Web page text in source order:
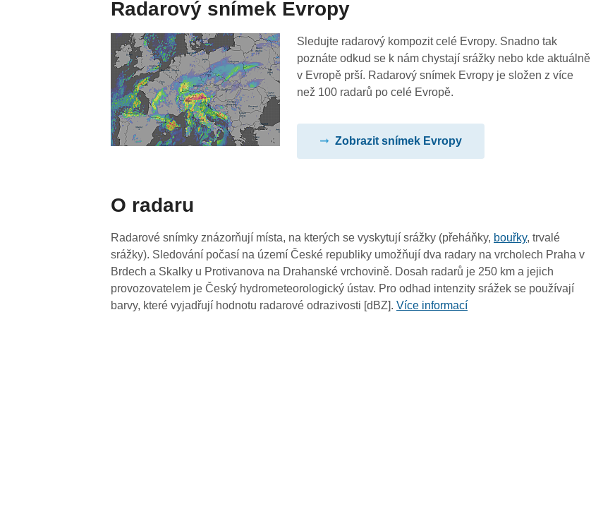
21:30
21:20
21:10
19:30
19:20
19:10
19:00
Radarový snímek Evropy
Sledujte radarový kompozit celé Evropy. Snadno tak
poznáte odkud se k nám chystají srážky nebo kde aktuálně
v Evropě prší. Radarový snímek Evropy je složen z více
než 100 radarů po celé Evropě.
Zobrazit snímek Evropy
O radaru
Radarové snímky znázorňují místa, na kterých se vyskytují srážky (přeháňky, bouřky, trvalé
srážky). Sledování počasí na území České republiky umožňují dva radary na vrcholech Praha v
Brdech a Skalky u Protivanova na Drahanské vrchovině. Dosah radarů je 250 km a jejich
provozovatelem je Český hydrometeorologický ústav. Pro odhad intenzity srážek se používají
barvy, které vyjadřují hodnotu radarové odrazivosti [dBZ].Více informací